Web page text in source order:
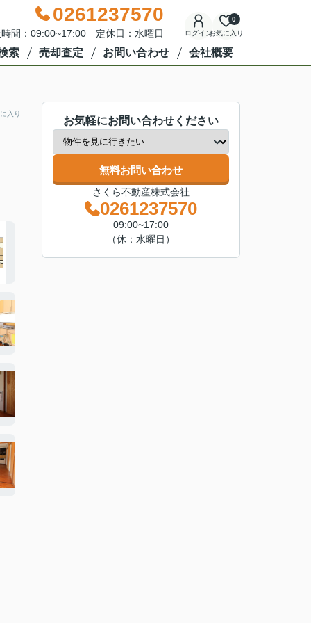
0261237570
間：09:00~17:00 定休日：水曜日 ログインお気に入り
0
索 売却査定 お問い合わせ 会社概要
入り
お気軽にお問い合わせください
無料お問い合わせ
さくら不動産株式会社
0261237570
09:00~17:00
（休：水曜日）